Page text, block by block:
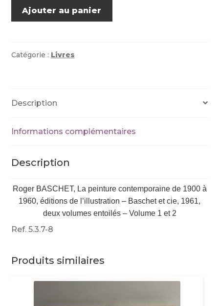
quantité
contemporaine
-
volumes
Ajouter au panier
Catégorie : Livres
Description
Informations complémentaires
Description
Roger BASCHET, La peinture contemporaine de 1900 à
1960, éditions de l’illustration – Baschet et cie, 1961,
deux volumes entoilés – Volume 1 et 2
Ref. 5.3.7-8
Produits similaires